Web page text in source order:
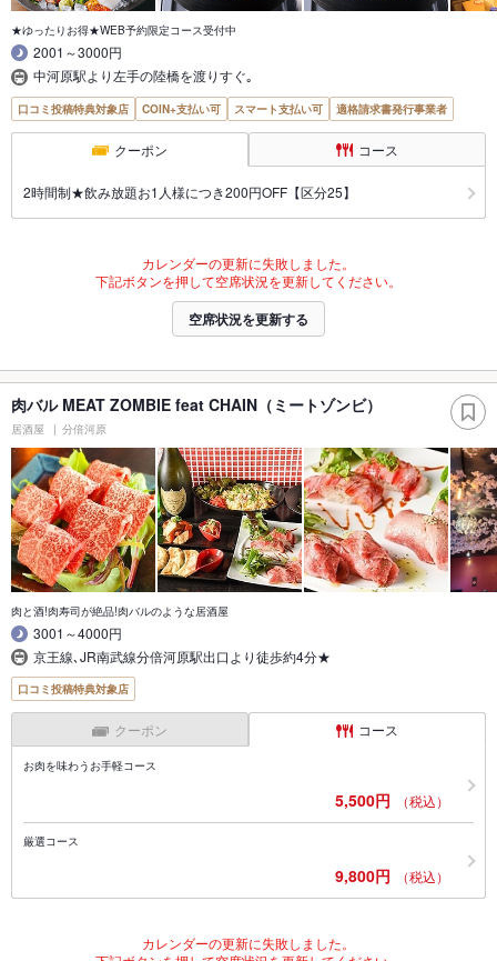
★ゆったりお得★WEB予約限定コース受付中
2001～3000円
中河原駅より左手の陸橋を渡りすぐ｡
口コミ投稿特典対象店 COIN+支払い可 スマート支払い可 適格請求書発行事業者
クーポン コース
2時間制★飲み放題お1人様につき200円OFF【区分25】
カレンダーの更新に失敗しました。
下記ボタンを押して空席状況を更新してください。
空席状況を更新する
肉バル MEAT ZOMBIE feat CHAIN（ミートゾンビ）
居酒屋 分倍河原
肉と酒!肉寿司が絶品!肉バルのような居酒屋
3001～4000円
京王線､JR南武線分倍河原駅出口より徒歩約4分★
口コミ投稿特典対象店
クーポン コース
お肉を味わうお手軽コース
5,500円 （税込）
厳選コース
9,800円 （税込）
カレンダーの更新に失敗しました。